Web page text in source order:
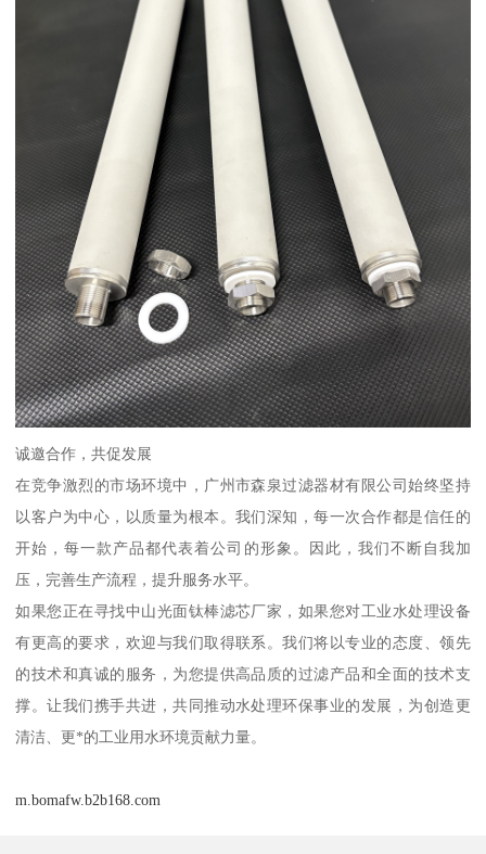
诚邀合作，共促发展
在竞争激烈的市场环境中，广州市森泉过滤器材有限公司始终坚持
以客户为中心，以质量为根本。我们深知，每一次合作都是信任的
开始，每一款产品都代表着公司的形象。因此，我们不断自我加
压，完善生产流程，提升服务水平。
如果您正在寻找中山光面钛棒滤芯厂家，如果您对工业水处理设备
有更高的要求，欢迎与我们取得联系。我们将以专业的态度、领先
的技术和真诚的服务，为您提供高品质的过滤产品和全面的技术支
撑。让我们携手共进，共同推动水处理环保事业的发展，为创造更
清洁、更*的工业用水环境贡献力量。
m.bomafw.b2b168.com